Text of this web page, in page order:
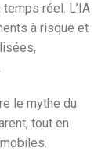
réel. L’IA
à risque et
le mythe du
tout en